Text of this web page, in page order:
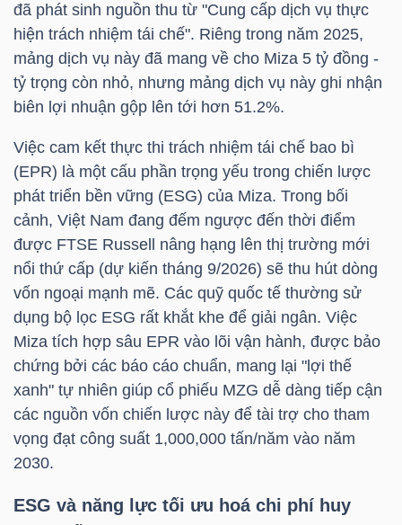
đã phát sinh nguồn thu từ "Cung cấp dịch vụ thực
hiện trách nhiệm tái chế". Riêng trong năm 2025,
mảng dịch vụ này đã mang về cho Miza 5 tỷ đồng -
tỷ trọng còn nhỏ, nhưng mảng dịch vụ này ghi nhận
biên lợi nhuận gộp lên tới hơn 51.2%.
Việc cam kết thực thi trách nhiệm tái chế bao bì
(EPR) là một cấu phần trọng yếu trong chiến lược
phát triển bền vững (ESG) của Miza. Trong bối
cảnh, Việt Nam đang đếm ngược đến thời điểm
được FTSE Russell nâng hạng lên thị trường mới
nổi thứ cấp (dự kiến tháng 9/2026) sẽ thu hút dòng
vốn ngoại mạnh mẽ. Các quỹ quốc tế thường sử
dụng bộ lọc ESG rất khắt khe để giải ngân. Việc
Miza tích hợp sâu EPR vào lõi vận hành, được bảo
chứng bởi các báo cáo chuẩn, mang lại "lợi thế
xanh" tự nhiên giúp cổ phiếu MZG dễ dàng tiếp cận
các nguồn vốn chiến lược này để tài trợ cho tham
vọng đạt công suất 1,000,000 tấn/năm vào năm
2030.
ESG và năng lực tối ưu hoá chi phí huy
LƯỢNG
LIỆU
CÔNG
NGHIỆP
TIÊU
DÙNG
THIẾT